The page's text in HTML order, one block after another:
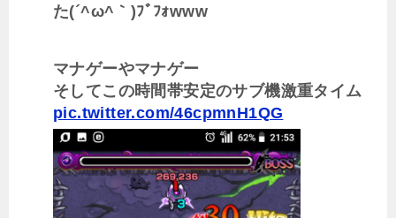
た(´^ω^｀)ﾌﾞﾌｫwww
マナゲーやマナゲー
そしてこの時間帯安定のサブ機激重タイム
pic.twitter.com/46cpmnH1QG